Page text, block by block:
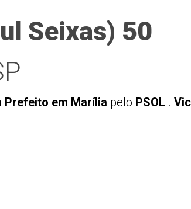
Seixas) 50
Prefeito em Marília pelo PSOL .